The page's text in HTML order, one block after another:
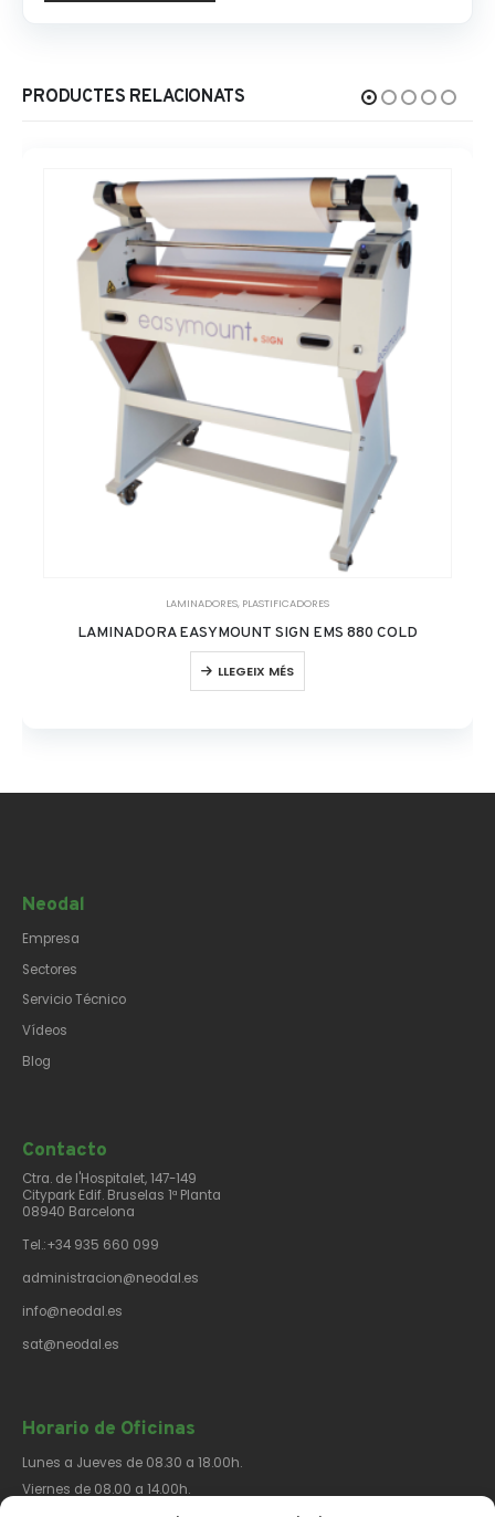
PRODUCTES RELACIONATS
LAMINADORES, PLASTIFICADORES
LAMINADORA EASYMOUNT SIGN EMS 880 COLD
LLEGEIX MÉS
Neodal
Empresa
Sectores
Servicio Técnico
Vídeos
Blog
Contacto​
Ctra. de l'Hospitalet, 147-149
Citypark Edif. Bruselas 1ª Planta
08940 Barcelona
Tel.:+34 935 660 099
administracion@neodal.es
info@neodal.es
sat@neodal.es
Horario de Oficinas
Lunes a Jueves de 08.30 a 18.00h.
Viernes de 08.00 a 14.00h.